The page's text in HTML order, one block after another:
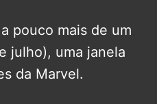
pouco mais de um
julho), uma janela
da Marvel.